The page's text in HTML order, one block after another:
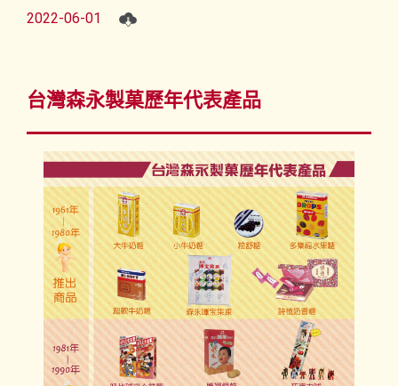
2022-06-01
台灣森永製菓歷年代表產品